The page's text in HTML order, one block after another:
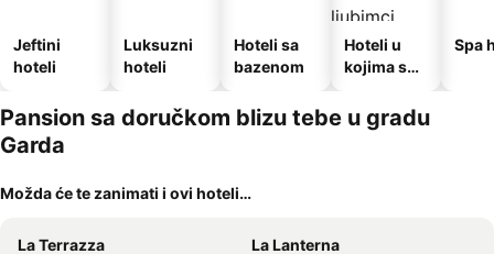
Jeftini
hoteli
Luksuzni
hoteli
Hoteli sa
bazenom
Hoteli u
kojima su
kućni
ljubimci
Spa
Pansion sa doručkom blizu tebe u gradu
Garda
Možda će te zanimati i ovi hoteli…
La Terrazza
La Lanterna